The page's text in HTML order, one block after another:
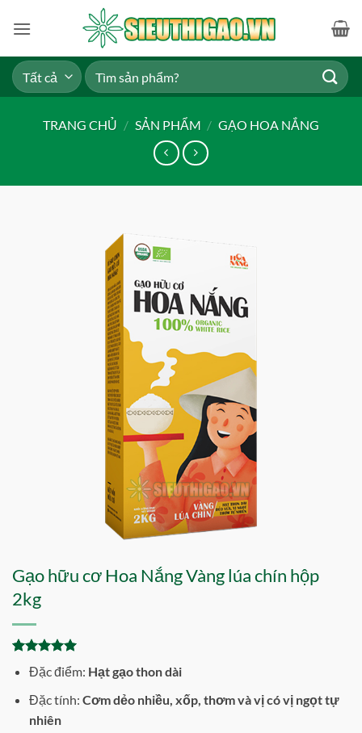
qua
dung
Tìm
kiếm:
TRANG CHỦ / SẢN PHẨM / GẠO HOA NẮNG
Gạo hữu cơ Hoa Nắng Vàng lúa chín hộp
2kg
trên 5
dựa trên
Đặc điểm: Hạt gạo thon dài
Đặc tính: Cơm dẻo nhiều, xốp, thơm và vị có vị ngọt tự
nhiên